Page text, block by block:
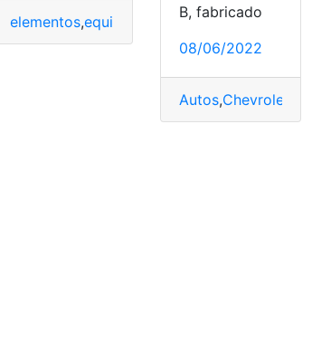
elementos,equipos iluminación, Materiales
B, fabricado
08/06/2022
Autos,Chevrolet